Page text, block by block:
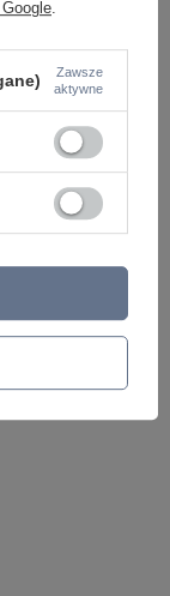
62cm w kolorze
S LED CL0105-18-
.
Zawsze
aktywne